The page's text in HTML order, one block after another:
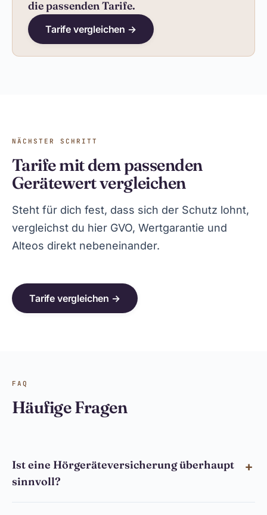
die passenden Tarife.
Tarife vergleichen →
NÄCHSTER SCHRITT
Tarife mit dem passenden
Gerätewert vergleichen
Steht für dich fest, dass sich der Schutz lohnt,
vergleichst du hier GVO, Wertgarantie und
Alteos direkt nebeneinander.
Tarife vergleichen →
FAQ
Häufige Fragen
Ist eine Hörgeräteversicherung überhaupt
sinnvoll?